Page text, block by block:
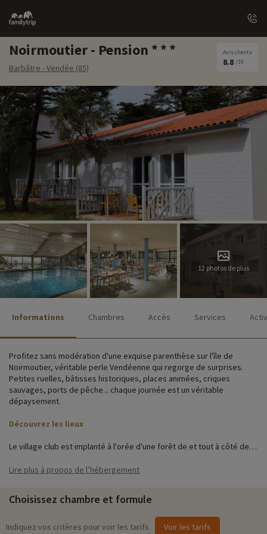
Family
trip
Noirmoutier - Pension
Barbâtre - Vendée (85)
Avis clients
8.8 /10
12 photos de plus
Informations Chambres Accès Services
Profitez sans modération d'une exquise parenthèse sur l'île de
Noirmoutier, véritable perle Vendéenne qui regorge de surprises.
Petites ruelles, bâtisses historiques, places animées, criques
sauvages, ports de pêche... chaque journée est un véritable
dépaysement.
Découvrez les lieux
Le village club est implanté à l'orée d'une forêt de et tout à côté de la
l'accueil, les espaces restauration et club enfants, le bar, la piscine
Trois bâtiments sur deux niveaux (rez-de-chaussée et 1er étage)
abritent les chambres pour 2 à 4 personnes. Les 35 cottages sont
spacieux et décorés avec goût.
Lire plus à propos de l’hébergement
Choisissez chambre et formule
Indiquez vos critères pour voir les tarifs Voir les tarifs